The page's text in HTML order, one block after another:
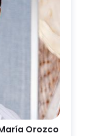
Orozco